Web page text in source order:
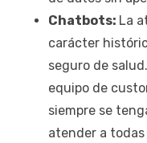
Chatbots: La
carácter
seguro de
equipo de
siempre se
atender a